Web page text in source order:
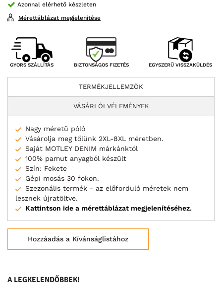
Azonnal elérhető készleten
Mérettáblázat megjelenítése
GYORS SZÁLLÍTÁS BIZTONSÁGOS FIZETÉS EGYSZERŰ VISSZAKÜLDÉS
TERMÉKJELLEMZŐK
VÁSÁRLÓI VÉLEMÉNYEK
Nagy méretű póló
Vásárolja meg tőlünk 2XL-8XL méretben.
Saját MOTLEY DENIM márkánktól
100% pamut anyagból készült
Szín: Fekete
Gépi mosás 30 fokon.
Szezonális termék - az előforduló méretek nem
lesznek újratöltve.
Kattintson ide a mérettáblázat megjelenítéséhez.
Hozzáadás a Kívánságlistához
A LEGKELENDŐBBEK!